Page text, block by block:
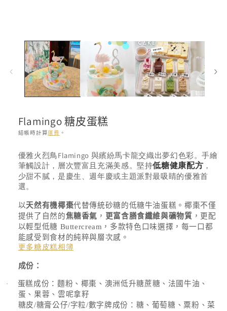
Flamingo 糖皮蛋糕
結帳時計算運費 。
存
貨
單
位
(SKU):
優雅火烈鳥Flamingo 與繽紛馬卡龍交織出夢幻色彩。手繪
筆觸設計，層次豐富且充滿美感。堅持低糖健康配方 ，
少甜不膩，是慶生、週年慶或主題派對最吸睛的優雅首
選。
以天然有機椰棗代替傳統砂糖的低糖牛油蛋糕。椰棗不僅
提供了自然的焦糖香氣 ， 更富含膳食纖維與礦物質 ，更配
以輕型低糖 Buttercream ，多款特色口味選擇，每一口都
能感受到食材的純粹與層次感。
更多糖皮糕相簿
成份：
·
蛋糕成份：麵粉、椰棗、澳洲低升糖蔗糖、法國牛油、
蛋、果蓉、雲呢拿籽
糖皮/糖膏公仔/字粒/數字牌成份：糖、葡萄糖、粟粉、菜